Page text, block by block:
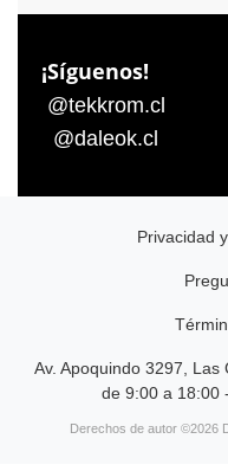
¡Síguenos!
@tekkrom.cl
@daleok.cl
Privacidad
Av. Apoquindo 3297,
de 9:00 a 18:00
Derechos de autor ©2026